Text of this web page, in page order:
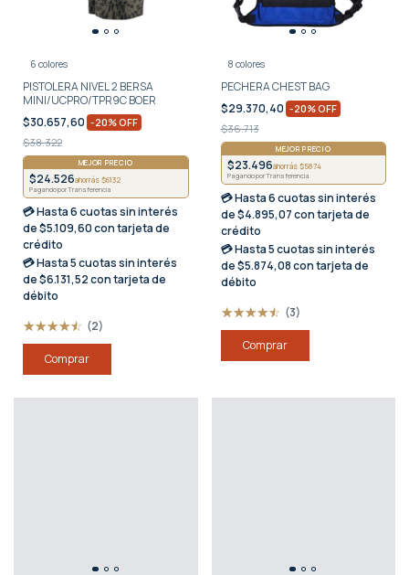
6 colores
PISTOLERA NIVEL 2 BERSA
MINI/UCPRO/TPR9C BOER
$30.657,60 -20%OFF
$38.322
MEJOR PRECIO
$24.526ahorrás $6132
Pagando por Transferencia
💳 Hasta6 cuotas sin interés
de $5.109,60 con tarjeta de
crédito
💳 Hasta5 cuotas sin interés
de $6.131,52 con tarjeta de
débito
(2)
Comprar
8 colores
PECHERA CHEST BAG
$29.370,40 -20%OFF
$36.713
MEJOR PRECIO
$23.496ahorrás $5874
Pagando por Transferencia
💳 Hasta6 cuotas sin interés
de $4.895,07 con tarjeta de
crédito
💳 Hasta5 cuotas sin interés
de $5.874,08 con tarjeta de
débito
(3)
Comprar